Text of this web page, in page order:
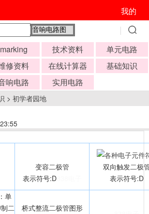
我的
marking 技术资料
单元电路
修资料 在线计算器
基础知识
响电路 实用电路
> 初学者园地
变容二极管
表示符号:D838电子
双向触发二极
表示符号:D
单
二
桥式整流二极管图形